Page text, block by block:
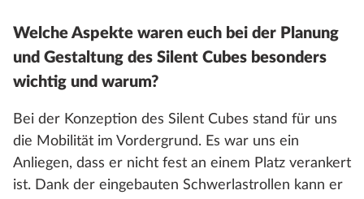
Welche Aspekte waren euch bei der Planung
und Gestaltung des Silent Cubes besonders
wichtig und warum?
Bei der Konzeption des Silent Cubes stand für uns
die Mobilität im Vordergrund. Es war uns ein
Anliegen, dass er nicht fest an einem Platz verankert
ist. Dank der eingebauten Schwerlastrollen kann er